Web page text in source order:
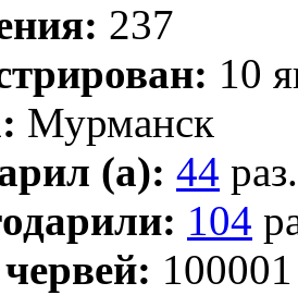
237
10
Мурманск
(а): 44 раз.
104
100001